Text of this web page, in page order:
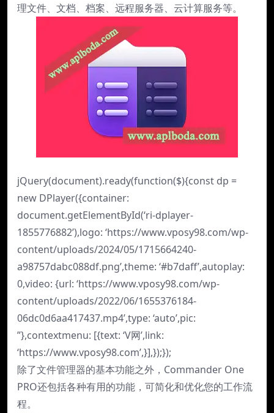
理文件、文档、档案、远程服务器、云计算服务等。
jQuery(document).ready(function($){const dp =
new DPlayer({container:
document.getElementById(‘ri-dplayer-
1855776882’),logo: ‘https://www.vposy98.com/wp-
content/uploads/2024/05/1715664240-
a98757dabc088df.png’,theme: ‘#b7daff’,autoplay:
0,video: {url: ‘https://www.vposy98.com/wp-
content/uploads/2022/06/1655376184-
06dc0d6aa417437.mp4’,type: ‘auto’,pic:
”},contextmenu: [{text: ‘V网’,link:
‘https://www.vposy98.com’,}],});});
除了文件管理器的基本功能之外，Commander One
PRO还包括各种有用的功能，可简化和优化您的工作流
程。